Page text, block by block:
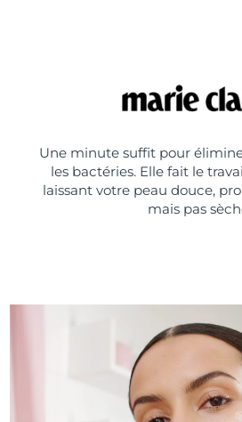
Une minute suffit pour
les bactéries. Elle fait le
laissant votre peau douce,
mais pas